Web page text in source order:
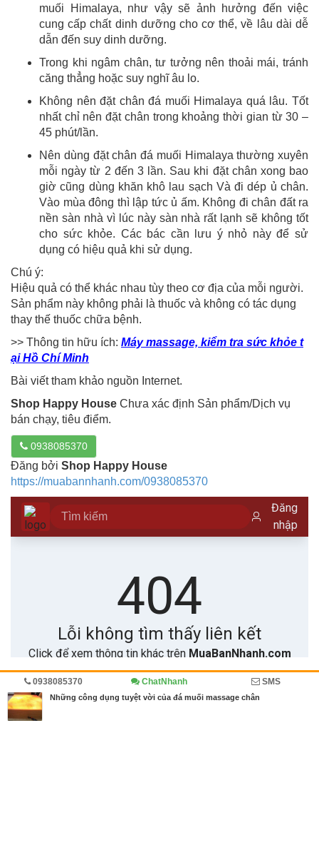
muối Himalaya, như vậy sẽ ảnh hưởng đến việc
cung cấp chất dinh dưỡng cho cơ thể, về lâu dài dễ
dẫn đến suy dinh dưỡng.
Trong khi ngâm chân, tư tưởng nên thoải mái, tránh
căng thẳng hoặc suy nghĩ âu lo.
Không nên đặt chân đá muối Himalaya quá lâu. Tốt
nhất chỉ nên đặt chân trong khoảng thời gian từ 30 –
45 phút/lần.
Nên dùng đặt chân đá muối Himalaya thường xuyên
mỗi ngày từ 2 đến 3 lần. Sau khi đặt chân xong bao
giờ cũng dùng khăn khô lau sạch Và đi dép ủ chân.
Vào mùa đông thì lập tức ủ ấm. Không đi chân đất ra
nền sàn nhà vì lúc này sàn nhà rất lạnh sẽ không tốt
cho sức khỏe. Các bác cần lưu ý nhỏ này để sử
dụng có hiệu quả khi sử dụng.
Chú ý:
Hiệu quả có thể khác nhau tùy theo cơ địa của mỗi người.
Sản phẩm này không phải là thuốc và không có tác dụng
thay thế thuốc chữa bệnh.
>> Thông tin hữu ích: Máy massage, kiểm tra sức khỏe t
ại Hồ Chí Minh
Bài viết tham khảo nguồn Internet.
Shop Happy House Chưa xác định Sản phẩm/Dịch vụ
bán chạy, tiêu điểm.
0938085370
Đăng bởi Shop Happy House
https://muabannhanh.com/0938085370
Trang chủ Sức khỏe Diễn đàn
0938085370 ChatNhanh SMS
Những công dụng tuyệt vời của đá muối massage chân